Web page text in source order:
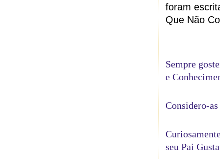
foram
Que Não
Sempre
e
Considero-
seu Pai